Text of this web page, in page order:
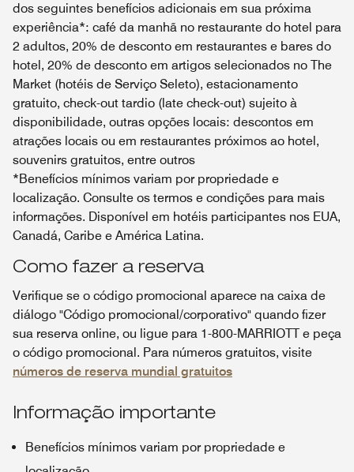
dos seguintes benefícios adicionais em sua próxima
experiência*: café da manhã no restaurante do hotel para
2 adultos, 20% de desconto em restaurantes e bares do
hotel, 20% de desconto em artigos selecionados no The
Market (hotéis de Serviço Seleto), estacionamento
gratuito, check-out tardio (late check-out) sujeito à
disponibilidade, outras opções locais: descontos em
atrações locais ou em restaurantes próximos ao hotel,
souvenirs gratuitos, entre outros
*Benefícios mínimos variam por propriedade e
localização. Consulte os termos e condições para mais
informações. Disponível em hotéis participantes nos EUA,
Canadá, Caribe e América Latina.
Como fazer a reserva
Verifique se o código promocional aparece na caixa de
diálogo "Código promocional/corporativo" quando fizer
sua reserva online, ou ligue para 1-800-MARRIOTT e peça
o código promocional. Para números gratuitos, visite
números de reserva mundial gratuitos
Informação importante
Benefícios mínimos variam por propriedade e